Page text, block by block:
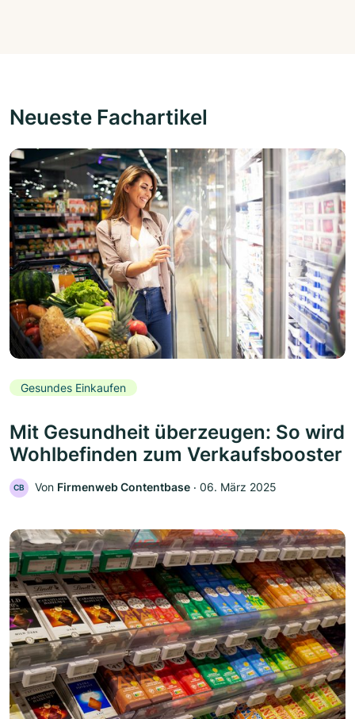
Neueste Fachartikel
Gesundes Einkaufen
Mit Gesundheit überzeugen: So wird
Wohlbefinden zum Verkaufsbooster
CB Von Firmenweb Contentbase ‧ 06. März 2025